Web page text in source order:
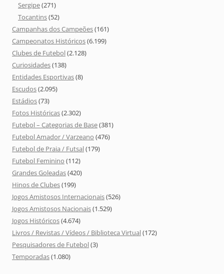
Sergipe(271)
Tocantins(52)
Campanhas dos Campeões(161)
Campeonatos Históricos(6.199)
Clubes de Futebol(2.128)
Curiosidades(138)
Entidades Esportivas(8)
Escudos(2.095)
Estádios(73)
Fotos Históricas(2.302)
Futebol – Categorias de Base(381)
Futebol Amador / Varzeano (476)
Futebol de Praia / Futsal(179)
Futebol Feminino (112)
Grandes Goleadas(420)
Hinos de Clubes(199)
Jogos Amistosos Internacionais(526)
Jogos Amistosos Nacionais(1.529)
Jogos Históricos(4.674)
Livros / Revistas / Vídeos / Biblioteca Virtual(172)
Pesquisadores de Futebol(3)
Temporadas(1.080)